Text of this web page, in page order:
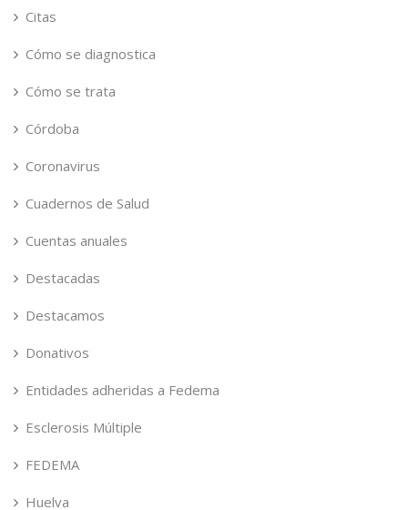
Citas
Cómo se diagnostica
Cómo se trata
Córdoba
Coronavirus
Cuadernos de Salud
Cuentas anuales
Destacadas
Destacamos
Donativos
Entidades adheridas a Fedema
Esclerosis Múltiple
FEDEMA
Huelva